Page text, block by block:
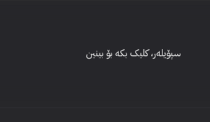
سپۆیلەر، کلیک بکە بۆ بینین